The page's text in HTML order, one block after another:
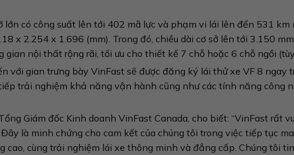
lớn có công suất lên tới 402 mã lực và phạm vi lái lên đến 531 km
x 2.254 x 1.696 (mm). Trong đó, chiều dài cơ sở lên tới 3.150
gian nội thất rộng rãi, tối ưu cho thiết kế 7 chỗ hoặc 6 chỗ ngồi
với gian trưng bày VinFast sẽ được đăng ký lái thử xe VF 8 ngay
trải nghiệm khả năng vận hành cũng như các tính năng công
Giám đốc Kinh doanh VinFast Canada, cho biết: “VinFast rất
là minh chứng cho cam kết của chúng tôi trong việc tiếp tục
cao, cùng trải nghiệm lái xe thông minh và đẳng cấp. Chúng tôi